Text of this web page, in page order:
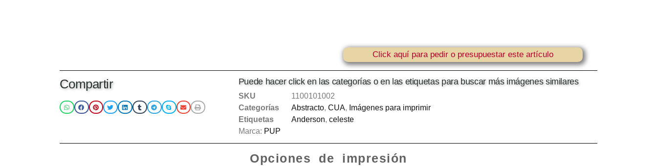
Click aquí para pedir o presupuestar este artículo
Compartir Puede hacer click en las categorías o en las etiquetas para buscar más imágenes similares
SKU
1100101002
Categorías
Abstracto, CUA, Imágenes para imprimir
Etiquetas
Anderson, celeste
Marca: PUP
Opciones de impresión